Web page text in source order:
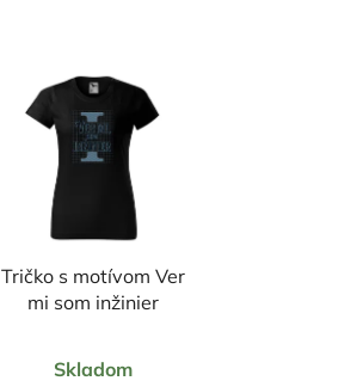
Tričko s motívom Ver
mi som inžinier
hodnotenie
Skladom